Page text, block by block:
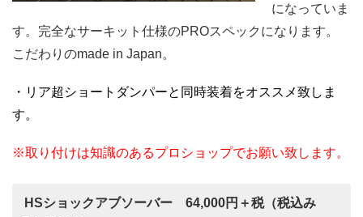
になっていま
す。完全なサーキット仕様のPROスペックになります。
こだわりのmade in Japan。
・リア超ショートダンパーと同時装着をオススメ致しま
す。
※取り付けは知識のあるプロショップでお願い致します。
HSショックアブソーバー 64,000円＋税（税込み